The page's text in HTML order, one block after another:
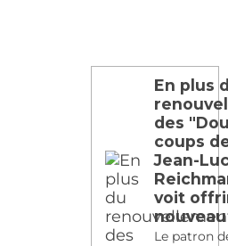
En plus
des
coups
Jean-
voit
Le patron